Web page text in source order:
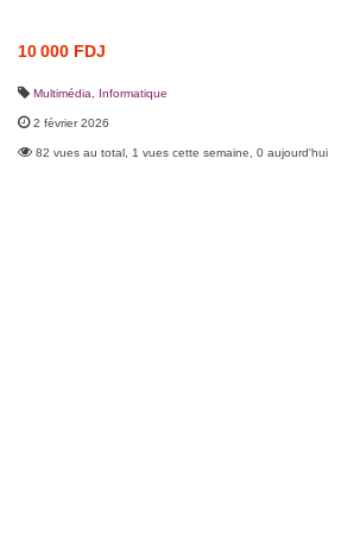
10 000 FDJ
Multimédia Informatique
2 février 2026
82 vues au total, 1 vues cette semaine, 0 aujourd'hui